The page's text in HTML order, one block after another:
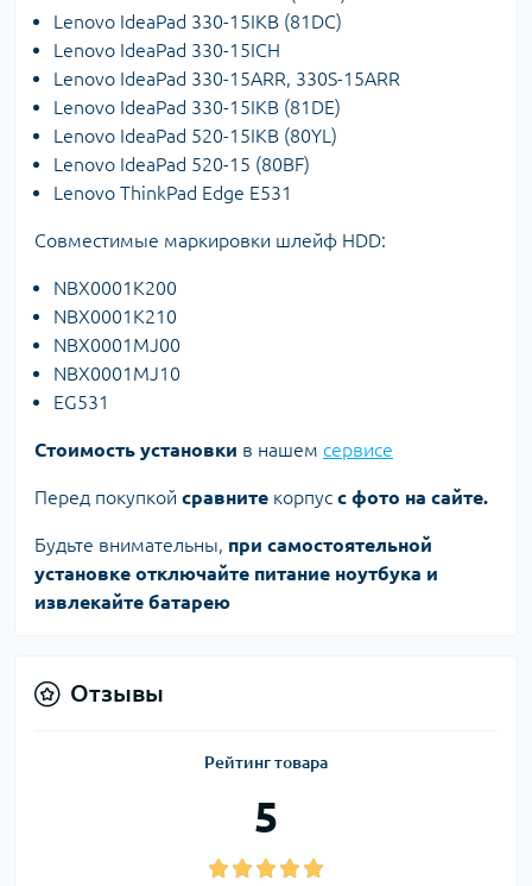
Lenovo IdeaPad 330-15IKB (81DC)
Lenovo IdeaPad 330-15ICH
Lenovo IdeaPad 330-15ARR, 330S-15ARR
Lenovo IdeaPad 330-15IKB (81DE)
Lenovo IdeaPad 520-15IKB (80YL)
Lenovo IdeaPad 520-15 (80BF)
Lenovo ThinkPad Edge E531
Совместимые маркировки шлейф HDD:
NBX0001K200
NBX0001K210
NBX0001MJ00
NBX0001MJ10
EG531
Стоимость установки в нашем сервисе
Перед покупкой сравните корпус с фото на сайте.
Будьте внимательны, при самостоятельной
установке отключайте питание ноутбука и
извлекайте батарею
Отзывы
Рейтинг товара
5